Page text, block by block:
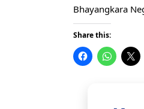
Bhayangkara
Share this: